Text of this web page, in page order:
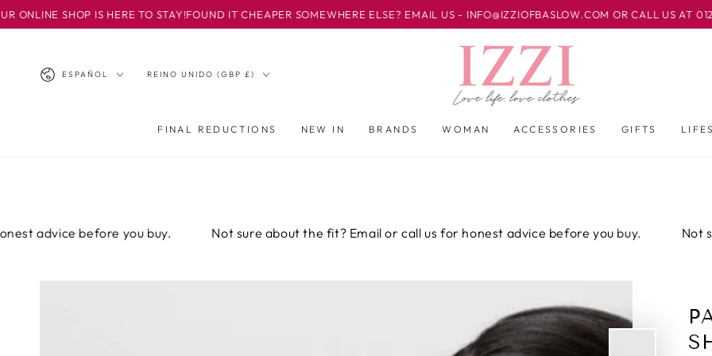
IR AL
CONTENIDO
IS HERE TO STAY!FOUND IT CHEAPER SOMEWHERE ELSE? EMAIL US - INFO@IZZIOFBASLOW.COM OR CALL US AT 01246
IdiomaESPAÑOL País/región
REINO UNIDO (GBP £)
FINAL REDUCTIONS NEW IN BRANDS WOMAN ACCESSORIES GIFTS
before you buy. Not sure about the fit? Email or call us for honest advice before you buy. Not sure